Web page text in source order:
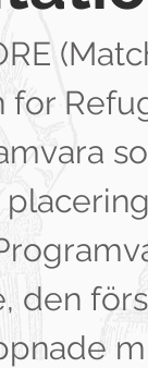
for
den